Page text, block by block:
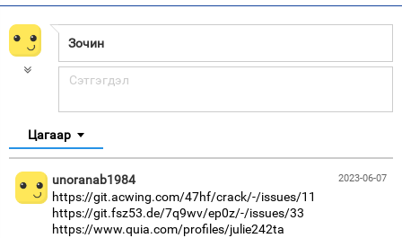
Цагаар
2023-06-07
unoranab1984
https://git.acwing.com/47hf/crack/-/issues/11
https://git.fsz53.de/7q9wv/ep0z/-/issues/33
https://www.quia.com/profiles/julie242ta